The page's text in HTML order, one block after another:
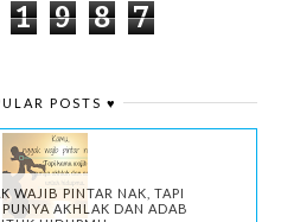
1 9 8 7
POSTS ♥
WAJIB PINTAR NAK, TAPI
AKHLAK DAN ADAB